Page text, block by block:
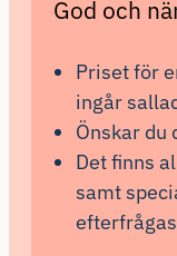
God och
Priset för
ingår
Önskar du
Det finns
samt